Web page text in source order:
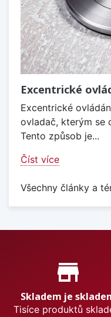
Excentrické
Excentrické
ovladač, kterým se
Tento způsob je...
Číst více
Všechny články a
Proč nakupovat u
store_mall_directory
Skladem je
Tisíce produktů